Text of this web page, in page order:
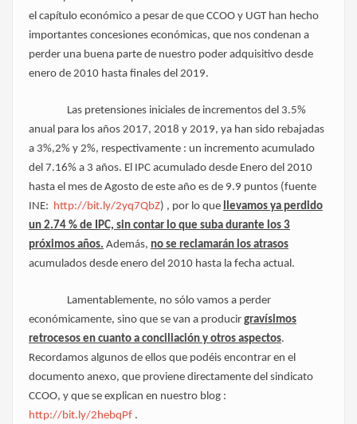
el capítulo económico a pesar de que CCOO y UGT han hecho
importantes concesiones económicas, que nos condenan a
perder una buena parte de nuestro poder adquisitivo desde
enero de 2010 hasta finales del 2019.
Las pretensiones iniciales de incrementos del 3.5%
anual para los años 2017, 2018 y 2019, ya han sido rebajadas
a 3%,2% y 2%, respectivamente : un incremento acumulado
del 7.16% a 3 años. El IPC acumulado desde Enero del 2010
hasta el mes de Agosto de este año es de 9.9 puntos (fuente
INE: http://bit.ly/2yq7QbZ) , por lo que llevamos ya perdido
un 2.74 % de IPC, sin contar lo que suba durante los 3
próximos años. Además, no se reclamarán los atrasos
acumulados desde enero del 2010 hasta la fecha actual.
Lamentablemente, no sólo vamos a perder
económicamente, sino que se van a producir gravísimos
retrocesos en cuanto a conciliación y otros aspectos.
Recordamos algunos de ellos que podéis encontrar en el
documento anexo, que proviene directamente del sindicato
CCOO, y que se explican en nuestro blog :
http://bit.ly/2hebqPf .